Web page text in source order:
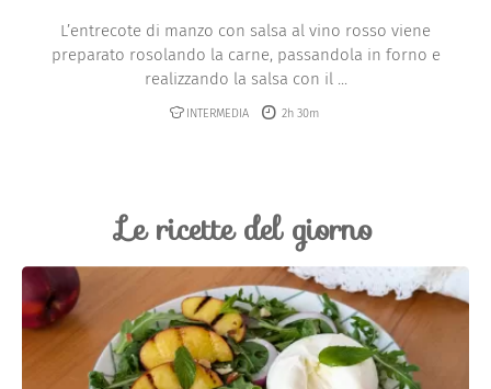
L’entrecote di manzo con salsa al vino rosso viene
preparato rosolando la carne, passandola in forno e
realizzando la salsa con il ...
INTERMEDIA 2h 30m
Le ricette del giorno